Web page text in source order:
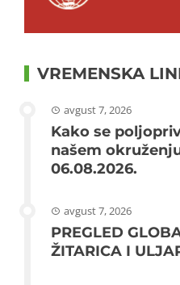
VREMENSKA
avgust 7, 2026
Kako se
našem
06.08.2026.
avgust 7, 2026
PREGLED
ŽITARICA I